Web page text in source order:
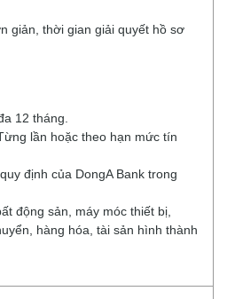
giản, thời gian giải quyết hồ sơ
12 tháng.
lần hoặc theo hạn mức tín
định của DongA Bank trong
động sản, máy móc thiết bị,
hàng hóa, tài sản hình thành